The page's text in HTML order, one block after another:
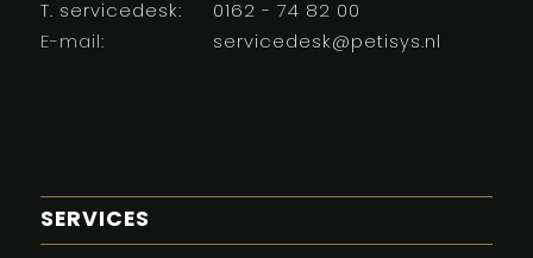
T. servicedesk:
0162 - 74 82 00
E-mail:
servicedesk@petisys.nl
SERVICES